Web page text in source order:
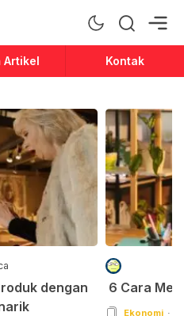
Artikel Kontak
dengan
6 Cara
Ekonomi